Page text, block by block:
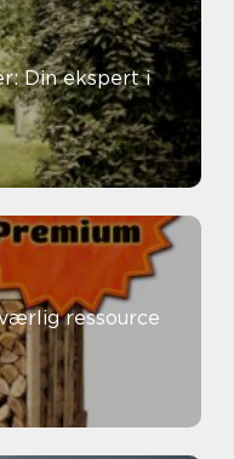
Din ekspert i
ressource